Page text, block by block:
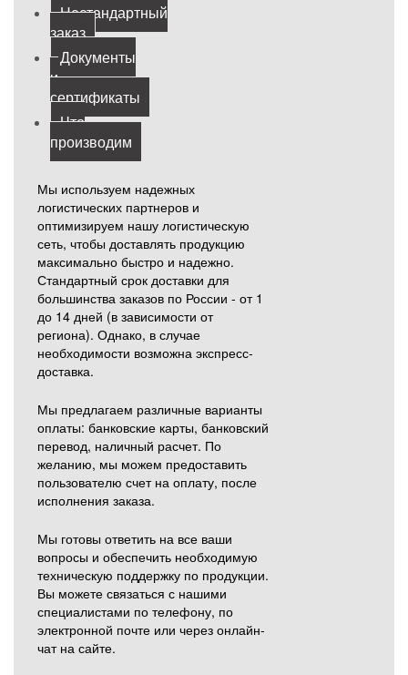
Нестандартный
заказ
Документы
и
сертификаты
Что
производим
Мы используем надежных
логистических партнеров и
оптимизируем нашу логистическую
сеть, чтобы доставлять продукцию
максимально быстро и надежно.
Стандартный срок доставки для
большинства заказов по России - от 1
до 14 дней (в зависимости от
региона). Однако, в случае
необходимости возможна экспресс-
доставка.
Мы предлагаем различные варианты
оплаты: банковские карты, банковский
перевод, наличный расчет. По
желанию, мы можем предоставить
пользователю счет на оплату, после
исполнения заказа.
Мы готовы ответить на все ваши
вопросы и обеспечить необходимую
техническую поддержку по продукции.
Вы можете связаться с нашими
специалистами по телефону, по
электронной почте или через онлайн-
чат на сайте.